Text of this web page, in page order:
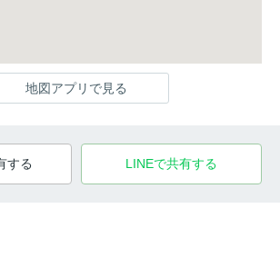
地図アプリで見る
する LINEで共有する